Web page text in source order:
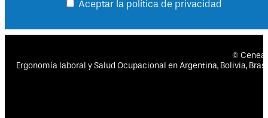
Aceptar la política de privacidad
©
Ergonomía laboral y Salud Ocupacional en Argentina, Bolivia,